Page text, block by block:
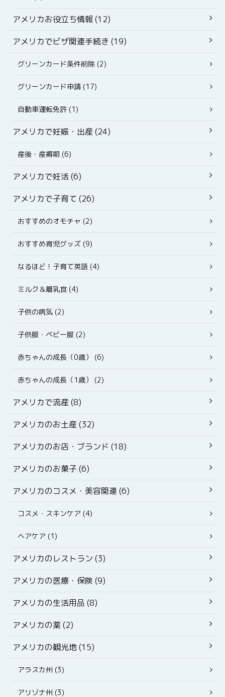
アメリカお役立ち情報 (12)
アメリカでビザ関連手続き (19)
グリーンカード条件削除 (2)
グリーンカード申請 (17)
自動車運転免許 (1)
アメリカで妊娠・出産 (24)
産後・産褥期 (6)
アメリカで妊活 (6)
アメリカで子育て (26)
おすすめのオモチャ (2)
おすすめ育児グッズ (9)
なるほど！子育て英語 (4)
ミルク＆離乳食 (4)
子供の病気 (2)
子供服・ベビー服 (2)
赤ちゃんの成長（0歳） (6)
赤ちゃんの成長（1歳） (2)
アメリカで流産 (8)
アメリカのお土産 (32)
アメリカのお店・ブランド (18)
アメリカのお菓子 (6)
アメリカのコスメ・美容関連 (6)
コスメ・スキンケア (4)
ヘアケア (1)
アメリカのレストラン (3)
アメリカの医療・保険 (9)
アメリカの生活用品 (8)
アメリカの薬 (2)
アメリカの観光地 (15)
アラスカ州 (3)
アリゾナ州 (3)